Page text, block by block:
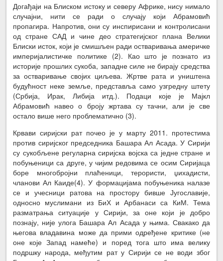
Догађаји на Блиском истоку и северу Африке, нису нимало
случајни, нити се ради о случају који Абрамовић
пропагира. Напротив, они су инспирисани и контролисани
од стране САД и чине део стратегијског плана Велики
Блиски исток, који је смишљен ради остваривања америчке
империјалистичке политике (2). Као што је познато из
историје прошлих сукоба, западне силе не бирају средства
за остваривање својих циљева. Жртве рата и уништена
будућност неке земље, представља само узгредну штету
(Србија, Ирак, Либија итд.). Подаци које је Мајкл
Абрамовић навео о броју жртава су тачни, али је све
остало више него проблематично (3).
Крвави сиријски рат почео је у марту 2011. протестима
против сиријског председника Башара Ал Асада. У Сирији
су сукобљене регуларна сиријска војска са једне стране и
побуњеници са друге, у чијим редовима се осим Сиријаца
боре многобројни плаћеници, терористи, џихадисти,
чланови Ал Каиде(4). У формацијама побуњеника налазе
се и учесници ратова на простору бивше Југославије,
односно муслимани из БиХ и Арбанаси са КиМ. Тема
разматрања ситуације у Сирији, за оне који је добро
познају, није улога Башара Ал Асада у њима. Свакако да
његова владавина може да прими одређене критике (не
оне које Запад намеће) и поред тога што има велику
подршку народа, међутим рат у Сирији се не води због